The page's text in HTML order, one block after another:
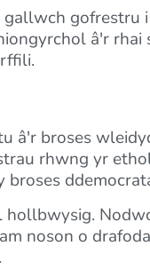
gofrestru
â'r rhai
â'r broses
rhwng yr
noson o